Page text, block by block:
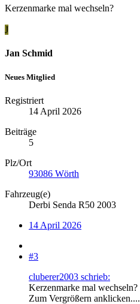
Kerzenmarke mal wechseln?
J
Jan Schmid
Neues Mitglied
Registriert
14 April 2026
Beiträge
5
Plz/Ort
93086 Wörth
Fahrzeug(e)
Derbi Senda R50 2003
14 April 2026
#3
cluberer2003 schrieb:
Kerzenmarke mal wechseln?
Zum Vergrößern anklicken....